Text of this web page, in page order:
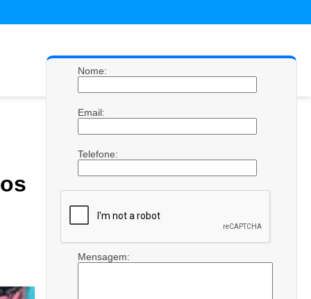
Nome:
Email:
Telefone:
Mensagem: